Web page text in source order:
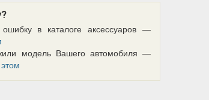
в каталоге аксессуаров —
модель Вашего автомобиля —